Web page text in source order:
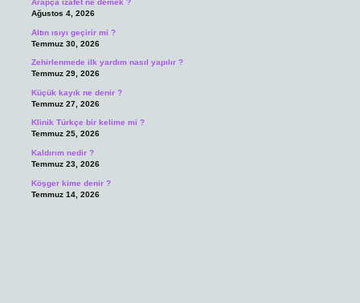
Arapça izafet ne demek ?
Ağustos 4, 2026
Altın ısıyı geçirir mi ?
Temmuz 30, 2026
Zehirlenmede ilk yardım nasıl yapılır ?
Temmuz 29, 2026
Küçük kayık ne denir ?
Temmuz 27, 2026
Klinik Türkçe bir kelime mi ?
Temmuz 25, 2026
Kaldırım nedir ?
Temmuz 23, 2026
Köşger kime denir ?
Temmuz 14, 2026